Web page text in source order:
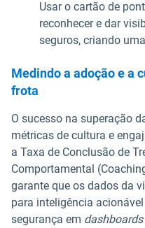
Usar o cartão de
reconhecer e dar
seguros, criando
Medindo a adoção e a
frota
O sucesso na superação
métricas de cultura e
a Taxa de Conclusão de
Comportamental
garante que os dados da
para inteligência
segurança em dashboards